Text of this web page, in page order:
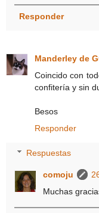
Responder
Manderley de
Coincido con
confitería y sin
Besos
Responder
Respuestas
comoju
Muchas